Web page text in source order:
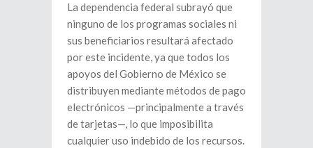
La dependencia federal subrayó que
ninguno de los programas sociales ni
sus beneficiarios resultará afectado
por este incidente, ya que todos los
apoyos del Gobierno de México se
distribuyen mediante métodos de pago
electrónicos —principalmente a través
de tarjetas—, lo que imposibilita
cualquier uso indebido de los recursos.